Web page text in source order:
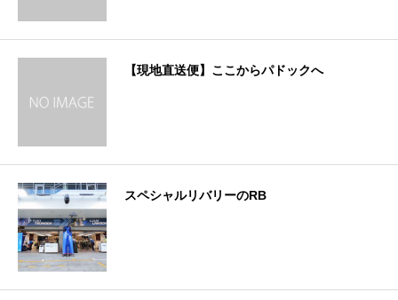
【現地直送便】ここからパドックへ
スペシャルリバリーのRB